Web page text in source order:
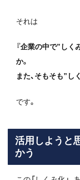
それは
『企業の中で”しく
か。
また、そもそも”し
です。
活用しようと
かう